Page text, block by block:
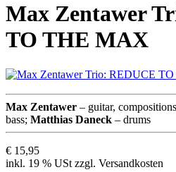
Max Zentawer
TO THE MAX
Max Zentawer – guitar,
bass; Matthias Daneck – drums
€ 15,95
inkl. 19 % USt zzgl. Versandkosten